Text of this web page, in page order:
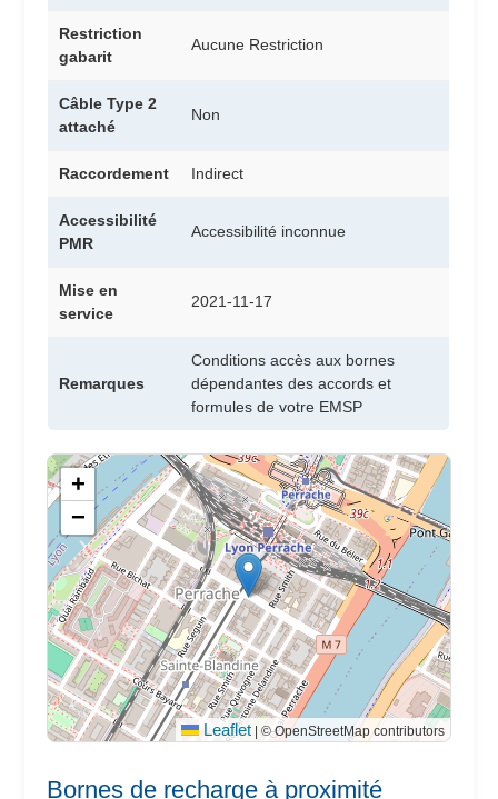
Restriction
gabarit
Aucune Restriction
Câble Type 2
attaché
Non
Raccordement Indirect
Accessibilité
PMR
Accessibilité inconnue
Mise en
service
2021-11-17
Remarques
Conditions accès aux bornes
dépendantes des accords et
formules de votre EMSP
+
−
Leaflet © OpenStreetMap contributors
Bornes de recharge à proximité